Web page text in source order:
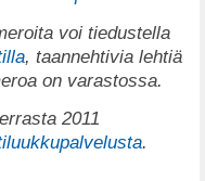
voi tiedustella
, taannehtivia lehtiä
on varastossa.
2011
.